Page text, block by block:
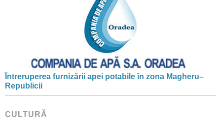
Întreruperea furnizării apei potabile în zona Magheru–
Republicii
CULTURĂ